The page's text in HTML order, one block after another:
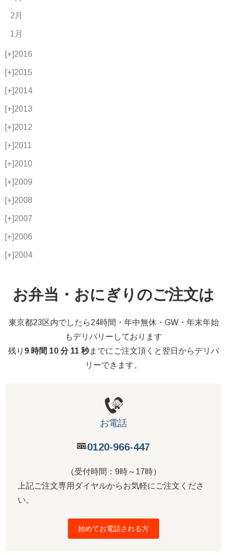
2月
1月
[+]2016
[+]2015
[+]2014
[+]2013
[+]2012
[+]2011
[+]2010
[+]2009
[+]2008
[+]2007
[+]2006
[+]2004
お弁当・おにぎりのご注文は
東京都23区内でしたら24時間・年中無休・GW・年末年始
もデリバリーしております
残り 9 時間 10 分 10 秒までにご注文頂くと翌日からデリバ
リーできます。
お電話
0120-966-447
（受付時間：9時～17時）
上記ご注文専用ダイヤルからお気軽にご注文くださ
い。
始めてお電話される方